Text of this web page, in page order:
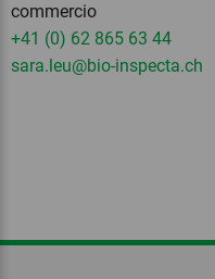
commercio
+41 (0) 62 865 63 44
sara.leu@bio-inspecta.ch